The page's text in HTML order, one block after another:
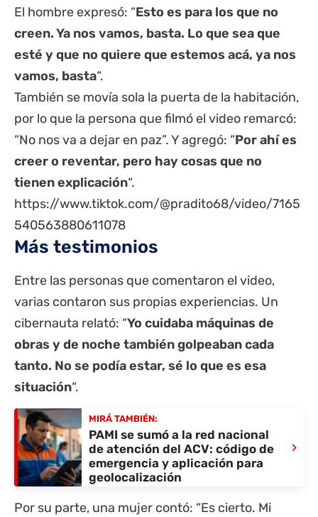
El hombre expresó: “Esto es para los que no
creen. Ya nos vamos, basta. Lo que sea que
esté y que no quiere que estemos acá, ya nos
vamos, basta“.
También se movía sola la puerta de la habitación,
por lo que la persona que filmó el video remarcó:
“No nos va a dejar en paz”. Y agregó: “Por ahí es
creer o reventar, pero hay cosas que no
tienen explicación“.
https://www.tiktok.com/@pradito68/video/7165
540563880611078
Más testimonios
Entre las personas que comentaron el video,
varias contaron sus propias experiencias. Un
cibernauta relató: “Yo cuidaba máquinas de
obras y de noche también golpeaban cada
tanto. No se podía estar, sé lo que es esa
situación“.
MIRÁ TAMBIÉN:
PAMI se sumó a la red nacional
de atención del ACV: código de
emergencia y aplicación para
geolocalización
›
Por su parte, una mujer contó: “Es cierto. Mi